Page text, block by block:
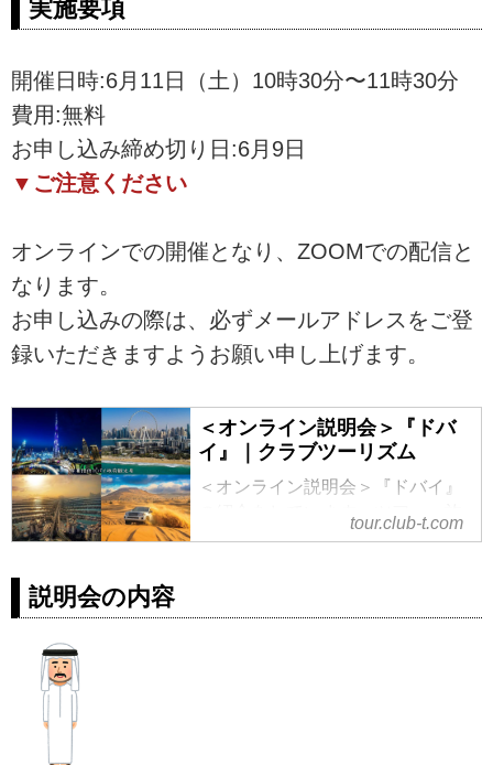
実施要項
開催日時:6月11日（土）10時30分〜11時30分
費用:無料
お申し込み締め切り日:6月9日
▼ご注意ください
オンラインでの開催となり、ZOOMでの配信と
なります。
お申し込みの際は、必ずメールアドレスをご登
録いただきますようお願い申し上げます。
＜オンライン説明会＞『ドバ
イ』｜クラブツーリズム
＜オンライン説明会＞『ドバイ』
の紹介をしています。ツアー・旅
行のお申込ならクラブツーリズ
tour.club-t.com
説明会の内容